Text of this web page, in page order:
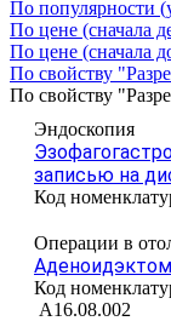
По популярности
По цене (сначала
По цене (сначала
По свойству
По свойству
Эндоскопия
записью на
Код
Операции в
Код
A16.08.002